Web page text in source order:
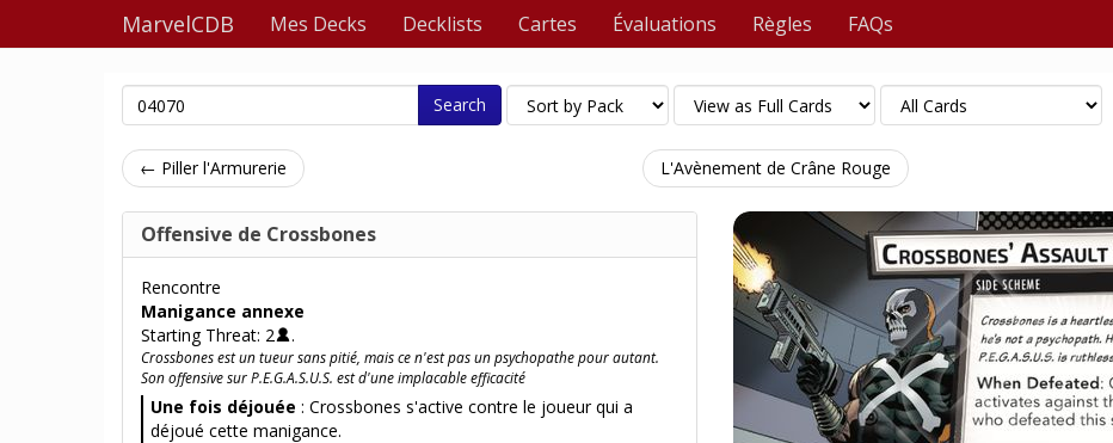
MarvelCDB Mes Decks Decklists Cartes Évaluations Règles FAQs
Search
← Piller l'Armurerie L'Avènement de Crâne Rouge
Offensive de Crossbones
Rencontre
Manigance annexe
Starting Threat: 2
.
Crossbones est un tueur sans pitié, mais ce n'est pas un psychopathe pour autant.
Son offensive sur P.E.G.A.S.U.S. est d'une implacable efficacité
Une fois déjouée : Crossbones s'active contre le joueur qui a
déjoué cette manigance.